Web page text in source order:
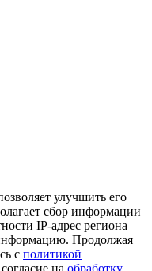
улучшить его
сбор информации
IP-адрес региона
Продолжая
с политикой
на обработку